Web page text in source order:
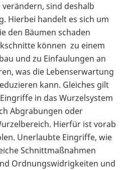
verändern, sind deshalb
Hierbei handelt es sich um
den Bäumen schaden
können zu einem
und zu Einfaulungen an
was die Lebenserwartung
kann. Gleiches gilt
in das Wurzelsystem
Abgrabungen oder
Hierfür ist vorab
Unerlaubte Eingriffe, wie
Schnittmaßnahmen
Ordnungswidrigkeiten und